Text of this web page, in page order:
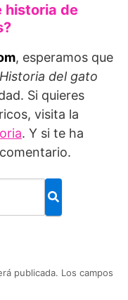
historia de
, esperamos que
Historia del gato
Si quieres
visita la
. Y si te ha
publicada. Los campos